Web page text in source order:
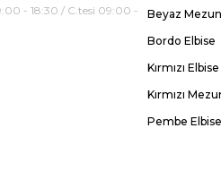
- 18:30 / C.tesi 09:00 -
Beyaz
Bordo Elbise
Kırmızı Elbise
Kırmızı
Pembe Elbise